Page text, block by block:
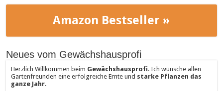
Amazon Bestseller »
Neues vom Gewächshausprofi
Herzlich Willkommen beim Gewächshausprofi. Ich wünsche allen
Gartenfreunden eine erfolgreiche Ernte und starke Pflanzen das
ganze Jahr.